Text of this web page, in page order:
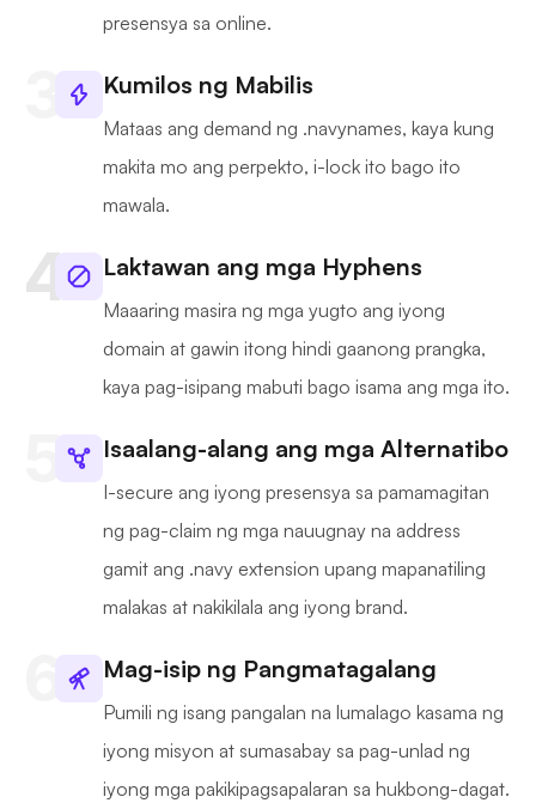
presensya sa online.
Kumilos ng Mabilis
Mataas ang demand ng .navynames, kaya kung
makita mo ang perpekto, i-lock ito bago ito
mawala.
Laktawan ang mga Hyphens
Maaaring masira ng mga yugto ang iyong
domain at gawin itong hindi gaanong prangka,
kaya pag-isipang mabuti bago isama ang mga ito.
Isaalang-alang ang mga Alternatibo
I-secure ang iyong presensya sa pamamagitan
ng pag-claim ng mga nauugnay na address
gamit ang .navy extension upang mapanatiling
malakas at nakikilala ang iyong brand.
Mag-isip ng Pangmatagalang
Pumili ng isang pangalan na lumalago kasama ng
iyong misyon at sumasabay sa pag-unlad ng
iyong mga pakikipagsapalaran sa hukbong-dagat.